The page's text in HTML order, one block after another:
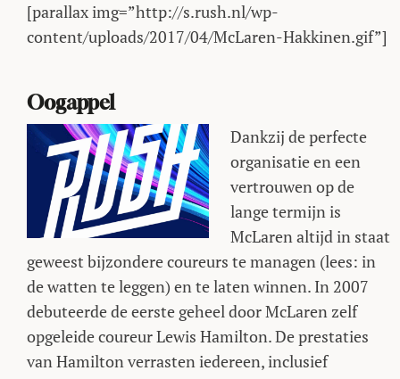
[parallax img=”http://s.rush.nl/wp-
content/uploads/2017/04/McLaren-Hakkinen.gif”]
Oogappel
Dankzij de perfecte
organisatie en een
vertrouwen op de
lange termijn is
McLaren altijd in staat
geweest bijzondere coureurs te managen (lees: in
de watten te leggen) en te laten winnen. In 2007
debuteerde de eerste geheel door McLaren zelf
opgeleide coureur Lewis Hamilton. De prestaties
van Hamilton verrasten iedereen, inclusief